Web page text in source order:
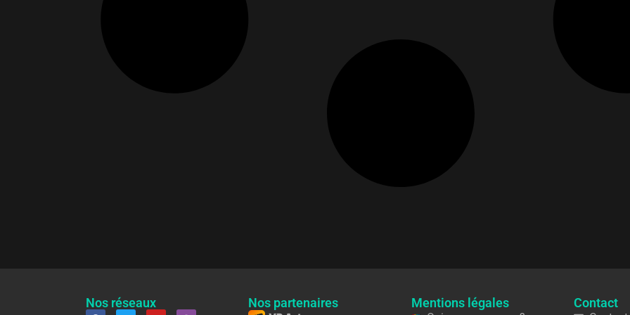
Nos réseaux Nos partenaires Mentions légales Contact